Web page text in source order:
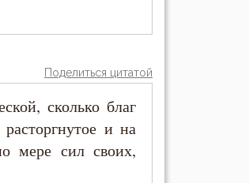
Поделиться цитатой
сколько благ
и на
мере сил своих,